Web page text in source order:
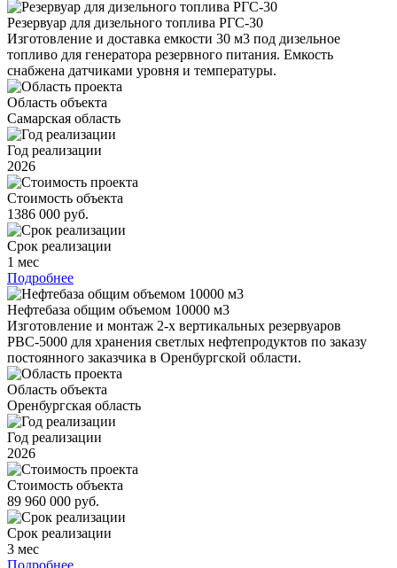
Резервуар для дизельного топлива РГС-30
Изготовление и доставка емкости 30 м3 под дизельное
топливо для генератора резервного питания. Емкость
снабжена датчиками уровня и температуры.
Область объекта
Самарская область
Год реализации
2026
Стоимость объекта
1386 000 руб.
Срок реализации
1 мес
Подробнее
Нефтебаза общим объемом 10000 м3
Изготовление и монтаж 2-х вертикальных резервуаров
РВС-5000 для хранения светлых нефтепродуктов по заказу
постоянного заказчика в Оренбургской области.
Область объекта
Оренбургская область
Год реализации
2026
Стоимость объекта
89 960 000 руб.
Срок реализации
3 мес